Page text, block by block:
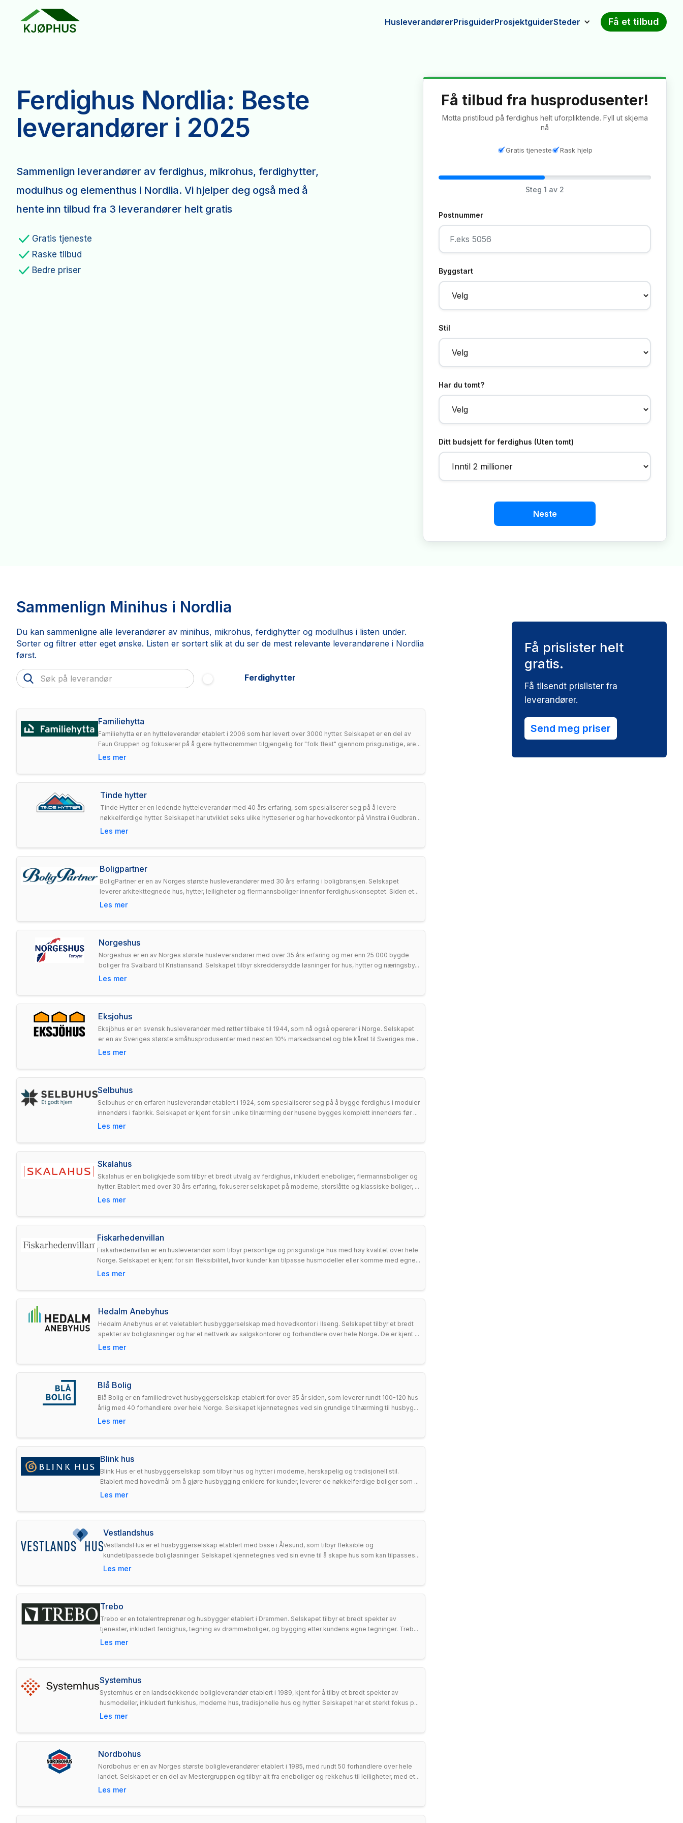
HusleverandørerPrisguiderProsjektguiderSteder Få et tilbud
Ferdighus Nordlia: Beste
leverandører i 2025
Sammenlign leverandører av ferdighus, mikrohus, ferdighytter,
modulhus og elementhus i Nordlia. Vi hjelper deg også med å
hente inn tilbud fra 3 leverandører helt gratis
Gratis tjeneste
Raske tilbud
Bedre priser
Få tilbud fra husprodusenter!
Motta pristilbud på ferdighus helt uforpliktende. Fyll ut skjema
nå
Gratis tjeneste Rask hjelp
Steg 1 av 2
Postnummer
Byggstart
Stil
Har du tomt?
Ditt budsjett for ferdighus (Uten tomt)
Neste
Sammenlign Minihus i Nordlia
Du kan sammenligne alle leverandører av minihus, mikrohus, ferdighytter og modulhus i listen under.
Sorter og filtrer etter eget ønske. Listen er sortert slik at du ser de mest relevante leverandørene i Nordlia
først.
Ferdighytter
Familiehytta
Familiehytta er en hytteleverandør etablert i 2006 som har levert over 3000 hytter. Selskapet er en del av
Faun Gruppen og fokuserer på å gjøre hyttedrømmen tilgjengelig for "folk flest" gjennom prisgunstige, are...
Les mer
Tinde hytter
Tinde Hytter er en ledende hytteleverandør med 40 års erfaring, som spesialiserer seg på å levere
nøkkelferdige hytter. Selskapet har utviklet seks ulike hytteserier og har hovedkontor på Vinstra i Gudbran...
Les mer
Boligpartner
BoligPartner er en av Norges største husleverandører med 30 års erfaring i boligbransjen. Selskapet
leverer arkitekttegnede hus, hytter, leiligheter og flermannsboliger innenfor ferdighuskonseptet. Siden et...
Les mer
Norgeshus
Norgeshus er en av Norges største husleverandører med over 35 års erfaring og mer enn 25 000 bygde
boliger fra Svalbard til Kristiansand. Selskapet tilbyr skreddersydde løsninger for hus, hytter og næringsby...
Les mer
Eksjohus
Eksjöhus er en svensk husleverandør med røtter tilbake til 1944, som nå også opererer i Norge. Selskapet
er en av Sveriges største småhusprodusenter med nesten 10% markedsandel og ble kåret til Sveriges me...
Les mer
Selbuhus
Selbuhus er en erfaren husleverandør etablert i 1924, som spesialiserer seg på å bygge ferdighus i moduler
innendørs i fabrikk. Selskapet er kjent for sin unike tilnærming der husene bygges komplett innendørs før ...
Les mer
Skalahus
Skalahus er en boligkjede som tilbyr et bredt utvalg av ferdighus, inkludert eneboliger, flermannsboliger og
hytter. Etablert med over 30 års erfaring, fokuserer selskapet på moderne, storslåtte og klassiske boliger, ...
Les mer
Fiskarhedenvillan
Fiskarhedenvillan er en husleverandør som tilbyr personlige og prisgunstige hus med høy kvalitet over hele
Norge. Selskapet er kjent for sin fleksibilitet, hvor kunder kan tilpasse husmodeller eller komme med egne...
Les mer
Hedalm Anebyhus
Hedalm Anebyhus er et veletablert husbyggerselskap med hovedkontor i Ilseng. Selskapet tilbyr et bredt
spekter av boligløsninger og har et nettverk av salgskontorer og forhandlere over hele Norge. De er kjent ...
Les mer
Blå Bolig
Blå Bolig er en familiedrevet husbyggerselskap etablert for over 35 år siden, som leverer rundt 100-120 hus
årlig med 40 forhandlere over hele Norge. Selskapet kjennetegnes ved sin grundige tilnærming til husbyg...
Les mer
Blink hus
Blink Hus er et husbyggerselskap som tilbyr hus og hytter i moderne, herskapelig og tradisjonell stil.
Etablert med hovedmål om å gjøre husbygging enklere for kunder, leverer de nøkkelferdige boliger som ...
Les mer
Vestlandshus
VestlandsHus er et husbyggerselskap etablert med base i Ålesund, som tilbyr fleksible og
kundetilpassede boligløsninger. Selskapet kjennetegnes ved sin evne til å skape hus som kan tilpasses...
Les mer
Trebo
Trebo er en totalentreprenør og husbygger etablert i Drammen. Selskapet tilbyr et bredt spekter av
tjenester, inkludert ferdighus, tegning av drømmeboliger, og bygging etter kundens egne tegninger. Treb...
Les mer
Systemhus
Systemhus er en landsdekkende boligleverandør etablert i 1989, kjent for å tilby et bredt spekter av
husmodeller, inkludert funkishus, moderne hus, tradisjonelle hus og hytter. Selskapet har et sterkt fokus p...
Les mer
Nordbohus
Nordbohus er en av Norges største boligleverandører etablert i 1985, med rundt 50 forhandlere over hele
landet. Selskapet er en del av Mestergruppen og tilbyr alt fra eneboliger og rekkehus til leiligheter, med et...
Les mer
Få prislister helt
gratis.
Få tilsendt prislister fra
leverandører.
Send meg priser